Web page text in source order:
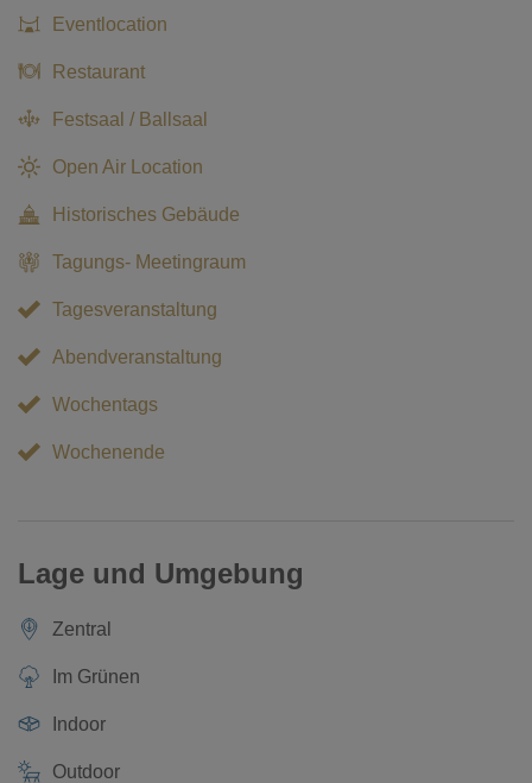
Eventlocation
Restaurant
Festsaal / Ballsaal
Open Air Location
Historisches Gebäude
Tagungs- Meetingraum
Tagesveranstaltung
Abendveranstaltung
Wochentags
Wochenende
Lage und Umgebung
Zentral
Im Grünen
Indoor
Outdoor